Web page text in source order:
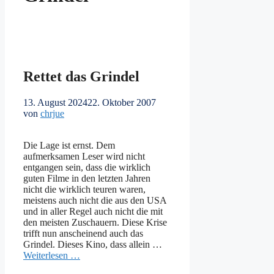
Rettet das Grindel
13. August 202422. Oktober 2007
von chrjue
Die Lage ist ernst. Dem
aufmerksamen Leser wird nicht
entgangen sein, dass die wirklich
guten Filme in den letzten Jahren
nicht die wirklich teuren waren,
meistens auch nicht die aus den USA
und in aller Regel auch nicht die mit
den meisten Zuschauern. Diese Krise
trifft nun anscheinend auch das
Grindel. Dieses Kino, dass allein …
Weiterlesen …